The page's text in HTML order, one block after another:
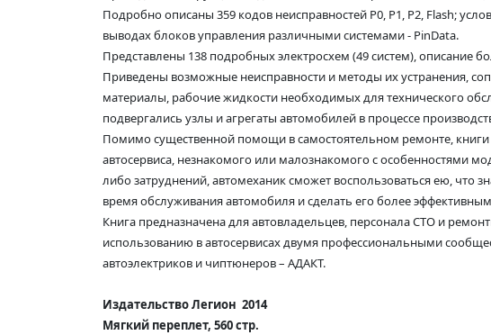
Подробно описаны 359 кодов неисправностей P0, P1, P2, Flash;
выводах блоков управления различными системами - PinData.
Представлены 138 подробных электросхем (49 систем), описание
Приведены возможные неисправности и методы их устранения,
материалы, рабочие жидкости необходимых для технического
подвергались узлы и агрегаты автомобилей в процессе
Помимо существенной помощи в самостоятельном ремонте, книги
автосервиса, незнакомого или малознакомого с особенностями
либо затруднений, автомеханик сможет воспользоваться ею, что
время обслуживания автомобиля и сделать его более
Книга предназначена для автовладельцев, персонала СТО и
использованию в автосервисах двумя профессиональными
автоэлектриков и чиптюнеров – АДАКТ.
Издательство Легион 2014
Мягкий переплет, 560 стр.